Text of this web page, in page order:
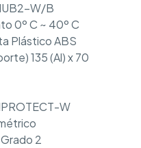
W/B
0º C ~ 40º C
Plástico ABS
135 (Al) x 70
W
2